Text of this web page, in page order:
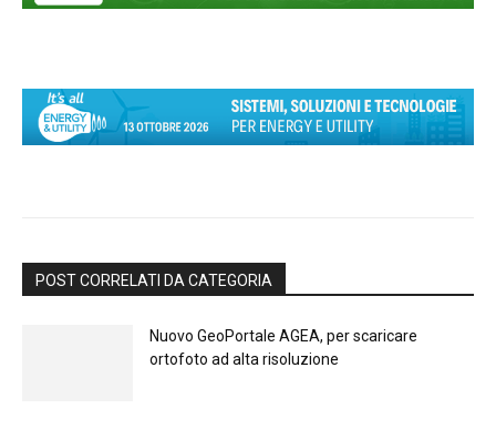
POST CORRELATI DA CATEGORIA
Nuovo GeoPortale AGEA, per scaricare
ortofoto ad alta risoluzione